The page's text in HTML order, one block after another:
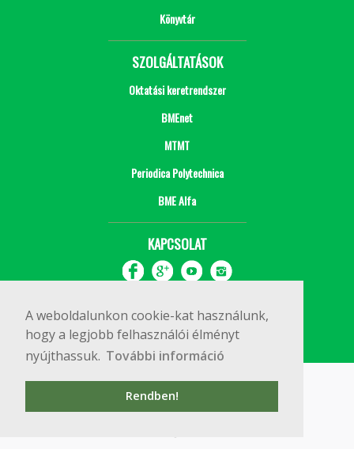
A weboldalunkon cookie-kat használunk,
hogy a legjobb felhasználói élményt
nyújthassuk. További információ
Rendben!
Könyvtár
SZOLGÁLTATÁSOK
Oktatási keretrendszer
BMEnet
MTMT
Periodica Polytechnica
BME Alfa
KAPCSOLAT
Copyright © 2020 BME Építőmérnöki Kar
1111 Budapest, Műegyetem rkp. 3.